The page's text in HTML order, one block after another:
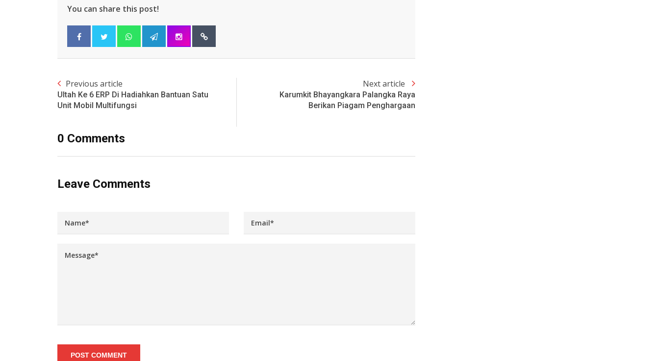
You can share this post!
Previous article
Ultah Ke 6 ERP Di Hadiahkan Bantuan Satu
Unit Mobil Multifungsi
Next article
Karumkit Bhayangkara Palangka Raya
Berikan Piagam Penghargaan
0 Comments
Leave Comments
POST COMMENT